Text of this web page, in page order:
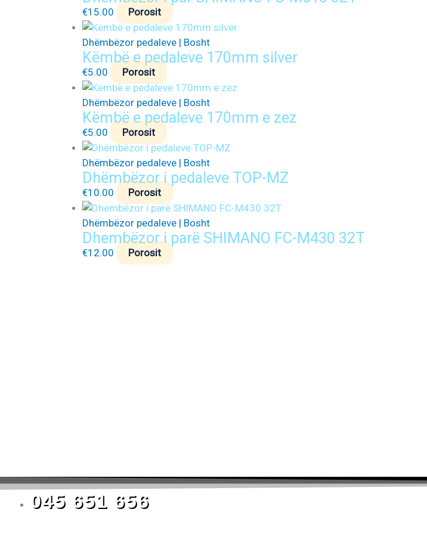
€15.00 Porosit
Dhëmbëzor pedaleve | Bosht
Këmbë e pedaleve 170mm silver
€5.00 Porosit
Dhëmbëzor pedaleve | Bosht
Këmbë e pedaleve 170mm e zez
€5.00 Porosit
Dhëmbëzor pedaleve | Bosht
Dhëmbëzor i pedaleve TOP-MZ
€10.00 Porosit
Dhëmbëzor pedaleve | Bosht
Dhembëzor i parë SHIMANO FC-M430 32T
€12.00 Porosit
045 651 656